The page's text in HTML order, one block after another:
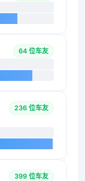
64 位车友
236 位车友
399 位车友